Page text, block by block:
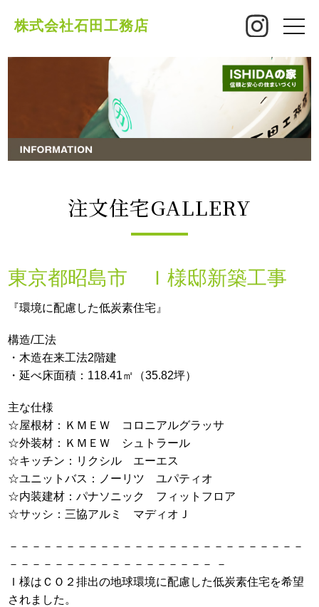
株式会社石田工務店
toggle
注文住宅GALLERY
東京都昭島市 Ｉ様邸新築工事
『環境に配慮した低炭素住宅』
構造/工法
・木造在来工法2階建
・延べ床面積：118.41㎡（35.82坪）
主な仕様
☆屋根材：ＫＭＥＷ コロニアルグラッサ
☆外装材：ＫＭＥＷ シュトラール
☆キッチン：リクシル エーエス
☆ユニットバス：ノーリツ ユパティオ
☆内装建材：パナソニック フィットフロア
☆サッシ：三協アルミ マディオＪ
－－－－－－－－－－－－－－－－－－－－－－－－－－
－－－－－－－－－－－－－－－－－－ －
Ｉ様はＣＯ２排出の地球環境に配慮した低炭素住宅を希望
されました。